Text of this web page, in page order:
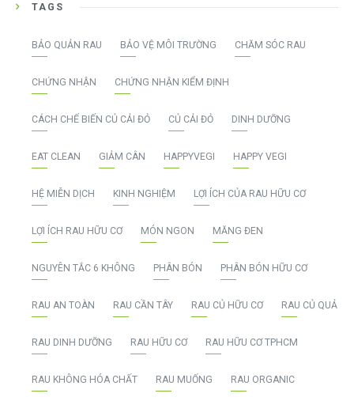
TAGS
BẢO QUẢN RAU BẢO VỆ MÔI TRƯỜNG CHĂM SÓC RAU
CHỨNG NHẬN CHỨNG NHẬN KIỂM ĐỊNH
CÁCH CHẾ BIẾN CỦ CẢI ĐỎ CỦ CẢI ĐỎ DINH DƯỠNG
EAT CLEAN GIẢM CÂN HAPPYVEGI HAPPY VEGI
HỆ MIỄN DỊCH KINH NGHIỆM LỢI ÍCH CỦA RAU HỮU CƠ
LỢI ÍCH RAU HỮU CƠ MÓN NGON MĂNG ĐEN
NGUYÊN TẮC 6 KHÔNG PHÂN BÓN PHÂN BÓN HỮU CƠ
RAU AN TOÀN RAU CẦN TÂY RAU CỦ HỮU CƠ RAU CỦ QUẢ
RAU DINH DƯỠNG RAU HỮU CƠ RAU HỮU CƠ TPHCM
RAU KHÔNG HÓA CHẤT RAU MUỐNG RAU ORGANIC